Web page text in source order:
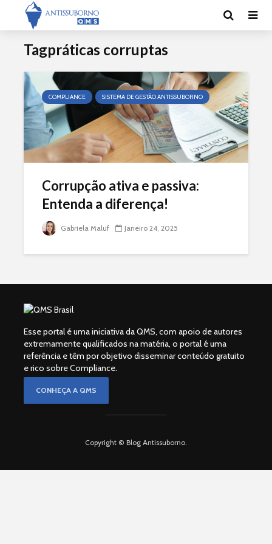
Tagpráticas corruptas
COMPLIANCE SISTEMA DE GESTÃO ANTISSUBORNO
Corrupção ativa e passiva:
Entenda a diferença!
Gabriela Maluf Janeiro 24, 2025
Esse portal é uma iniciativa da QMS, com apoio de autores
extremamente qualificados na matéria, o portal é uma
referência e têm por objetivo disseminar conteúdo gratuito
e rico sobre Compliance.
CONHEÇA A QMS
Copyright © Blog Antissuborno.